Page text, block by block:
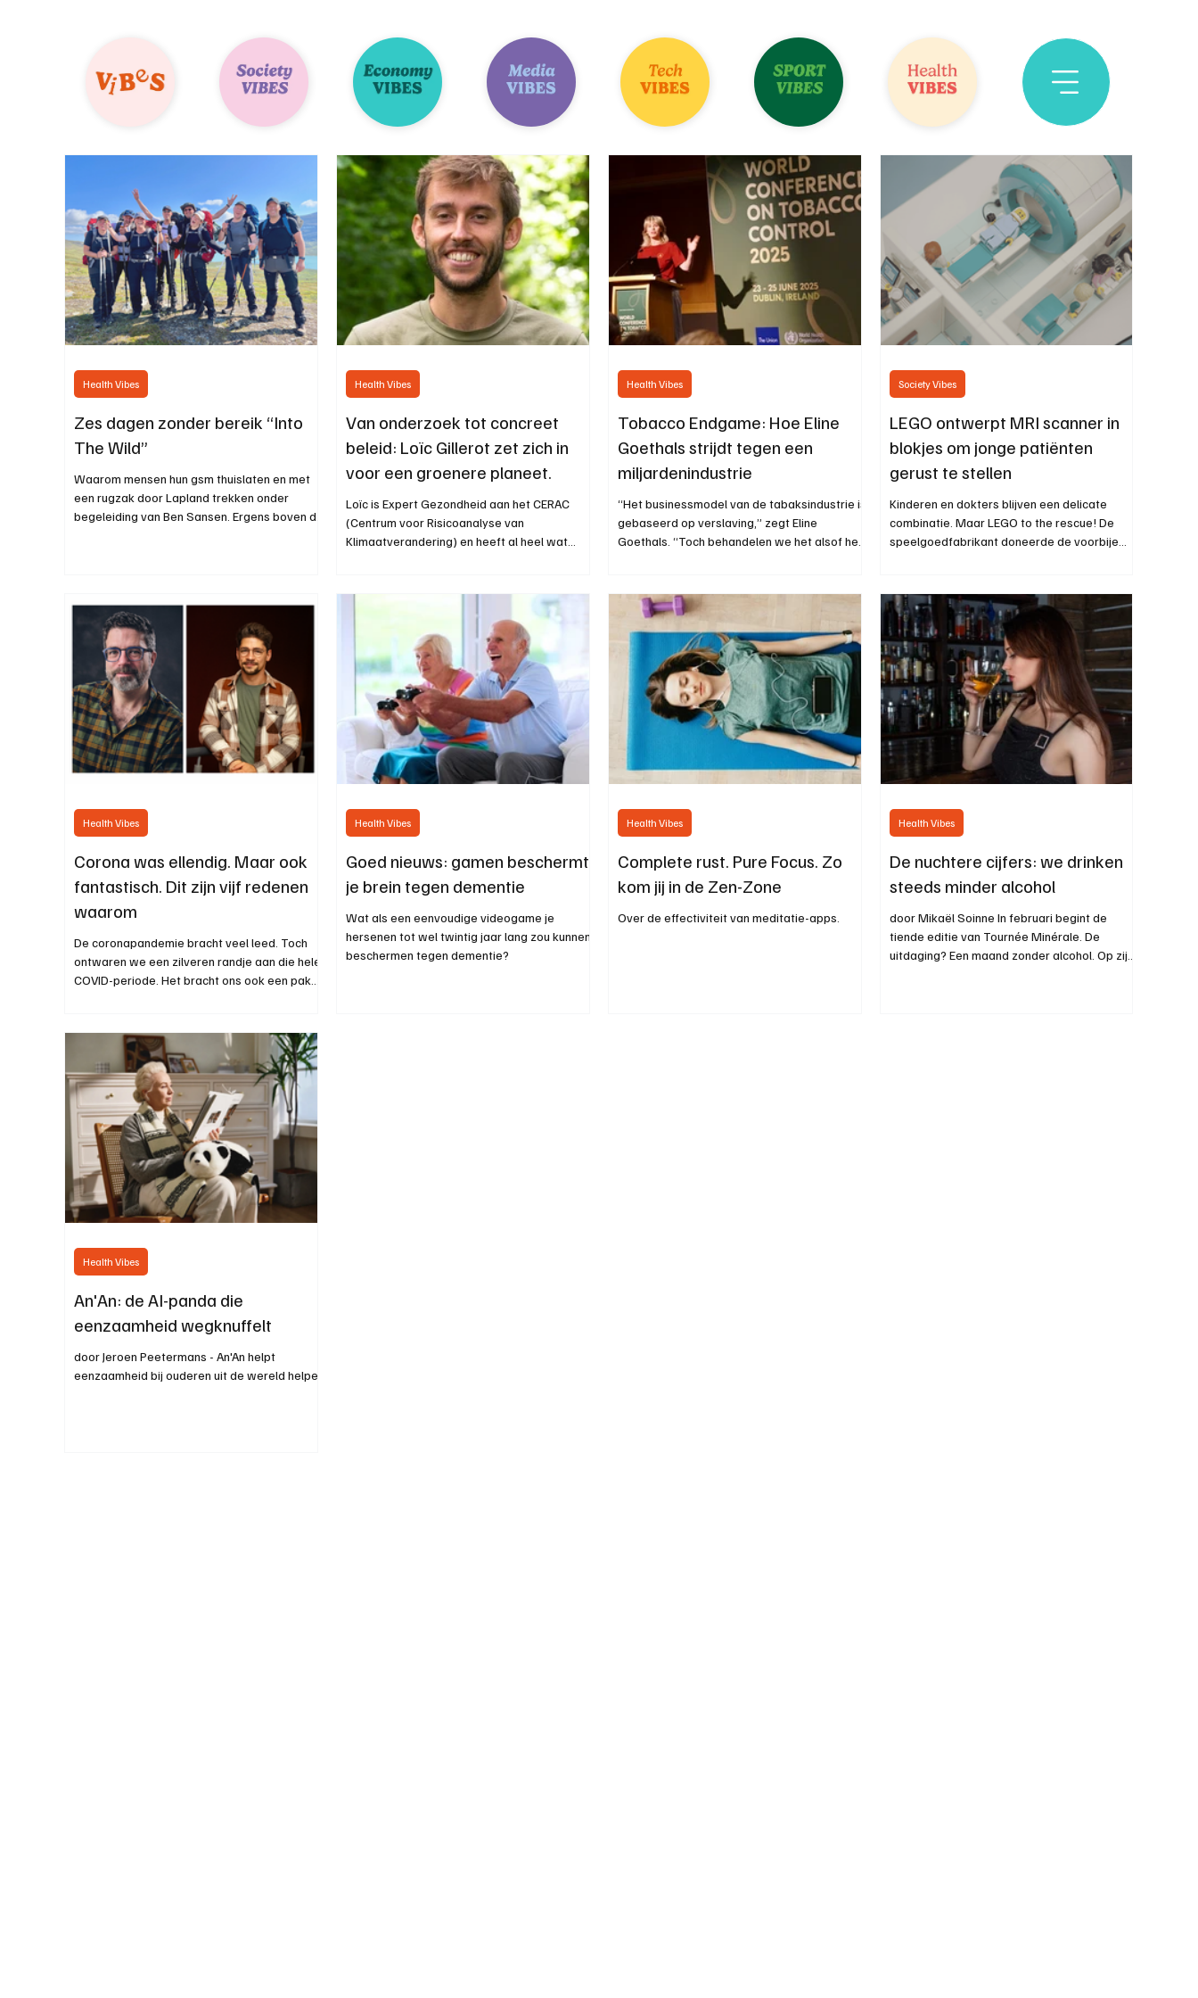
Zes dagen zonder bereik “Into
The Wild”
Waarom mensen hun gsm thuislaten en met
een rugzak door Lapland trekken onder
begeleiding van Ben Sansen. Ergens boven de
horen. Onder hen zitten mensen die thuis
doorgaans veel verantwoordelijkheid dragen.
Mensen die gewend zijn om beslissingen te
nemen, agenda’s te vullen, teams te trekken,
klante
Health Vibes
Van onderzoek tot concreet
beleid: Loïc Gillerot zet zich in
voor een groenere planeet.
Loïc is Expert Gezondheid aan het CERAC
(Centrum voor Risicoanalyse van
Klimaatverandering) en heeft al heel wat
Health Vibes
Tobacco Endgame: Hoe Eline
Goethals strijdt tegen een
miljardenindustrie
“Het businessmodel van de tabaksindustrie is
gebaseerd op verslaving,” zegt Eline
Goethals. “Toch behandelen we het alsof het
Health Vibes
LEGO ontwerpt MRI scanner in
blokjes om jonge patiënten
gerust te stellen
Kinderen en dokters blijven een delicate
combinatie. Maar LEGO to the rescue! De
speelgoedfabrikant doneerde de voorbije
Society Vibes
Corona was ellendig. Maar ook
fantastisch. Dit zijn vijf redenen
waarom
De coronapandemie bracht veel leed. Toch
ontwaren we een zilveren randje aan die hele
COVID-periode. Het bracht ons ook een pak
viroloog Steven Van Gucht en psycholoog
Joachim Waterschoot.
Health Vibes
Goed nieuws: gamen beschermt
je brein tegen dementie
Wat als een eenvoudige videogame je
hersenen tot wel twintig jaar lang zou kunnen
beschermen tegen dementie?
Health Vibes
Complete rust. Pure Focus. Zo
kom jij in de Zen-Zone
Over de effectiviteit van meditatie-apps.
Health Vibes
De nuchtere cijfers: we drinken
steeds minder alcohol
door Mikaël Soinne In februari begint de
tiende editie van Tournée Minérale. De
uitdaging? Een maand zonder alcohol. Op zijn
Health Vibes
An'An: de AI-panda die
eenzaamheid wegknuffelt
door Jeroen Peetermans - An'An helpt
eenzaamheid bij ouderen uit de wereld helpen
Health Vibes